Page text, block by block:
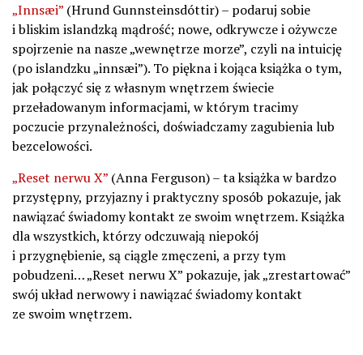
„Innsæi” (Hrund Gunnsteinsdóttir) – podaruj sobie
i bliskim islandzką mądrość; nowe, odkrywcze i ożywcze
spojrzenie na nasze „wewnętrze morze”, czyli na intuicję
(po islandzku „innsæi”). To piękna i kojąca książka o tym,
jak połączyć się z własnym wnętrzem świecie
przeładowanym informacjami, w którym tracimy
poczucie przynależności, doświadczamy zagubienia lub
bezcelowości.
„Reset nerwu X” (Anna Ferguson) – ta książka w bardzo
przystępny, przyjazny i praktyczny sposób pokazuje, jak
nawiązać świadomy kontakt ze swoim wnętrzem. Książka
dla wszystkich, którzy odczuwają niepokój
i przygnębienie, są ciągle zmęczeni, a przy tym
pobudzeni… „Reset nerwu X” pokazuje, jak „zrestartować”
swój układ nerwowy i nawiązać świadomy kontakt
ze swoim wnętrzem.